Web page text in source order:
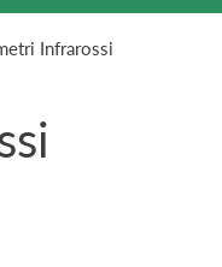
Infrarossi